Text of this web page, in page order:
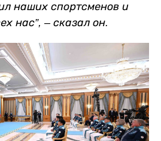
наших спортсменов и
нас”, – сказал он.